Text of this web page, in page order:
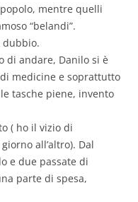
mentre quelli
“belandi”.
dubbio.
di andare, Danilo si è
medicine e soprattutto
tasche piene, invento
( ho il vizio di
all’altro). Dal
e due passate di
parte di spesa,